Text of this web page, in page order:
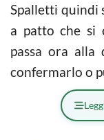
Spalletti quindi
a patto che si
passa ora alla
confermarlo o